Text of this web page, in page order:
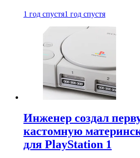
1 год спустя1 год спустя
Инженер создал
кастомную
для PlayStation 1